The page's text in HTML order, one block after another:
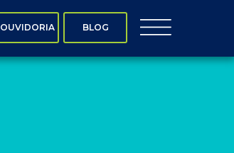
BLOG
OUVIDORIA